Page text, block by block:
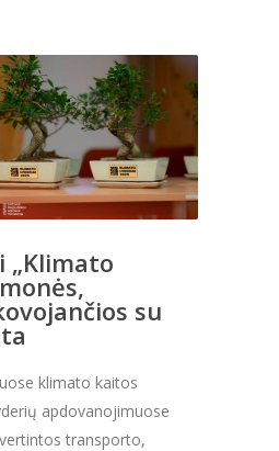
„Klimato
su
klimato kaitos
apdovanojimuose
transporto,